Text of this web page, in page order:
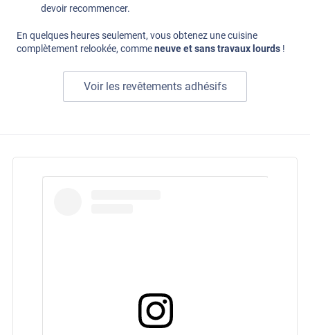
devoir recommencer.
En quelques heures seulement, vous obtenez une cuisine
complètement relookée, commeneuve et sans travaux lourds !
Voir les revêtements adhésifs